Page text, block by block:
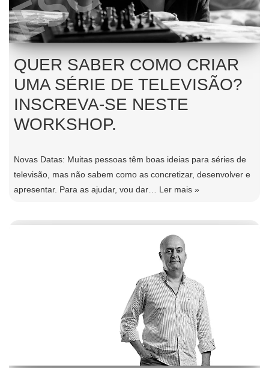
QUER SABER COMO CRIAR
UMA SÉRIE DE TELEVISÃO?
INSCREVA-SE NESTE
WORKSHOP.
Novas Datas: Muitas pessoas têm boas ideias para séries de
televisão, mas não sabem como as concretizar, desenvolver e
apresentar. Para as ajudar, vou dar… Ler mais »